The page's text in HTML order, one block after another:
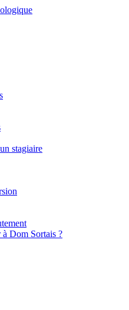
stagiaire
Dom Sortais ?